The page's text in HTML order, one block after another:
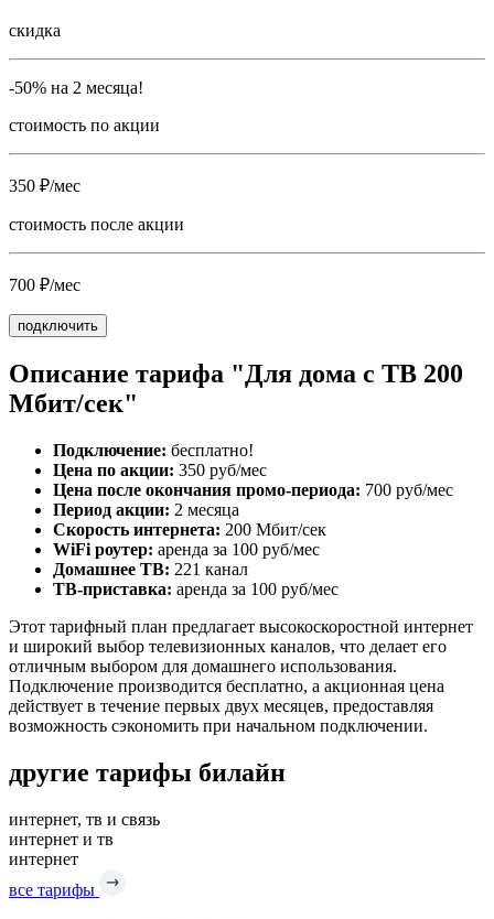
скидка
-50% на 2 месяца!
стоимость по акции
350 ₽/мес
стоимость после акции
700 ₽/мес
подключить
Описание тарифа "Для дома с ТВ 200
Мбит/сек"
Подключение: бесплатно!
Цена по акции: 350 руб/мес
Цена после окончания промо-периода: 700 руб/мес
Период акции: 2 месяца
Скорость интернета: 200 Мбит/сек
WiFi роутер: аренда за 100 руб/мес
Домашнее ТВ: 221 канал
ТВ-приставка: аренда за 100 руб/мес
Этот тарифный план предлагает высокоскоростной интернет
и широкий выбор телевизионных каналов, что делает его
отличным выбором для домашнего использования.
Подключение производится бесплатно, а акционная цена
действует в течение первых двух месяцев, предоставляя
возможность сэкономить при начальном подключении.
другие тарифы билайн
интернет, тв и связь
интернет и тв
интернет
все тарифы